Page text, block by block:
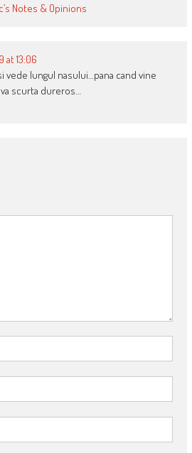
Notes & Opinions
at 13:06
vede lungul nasului…pana cand vine
scurta dureros…